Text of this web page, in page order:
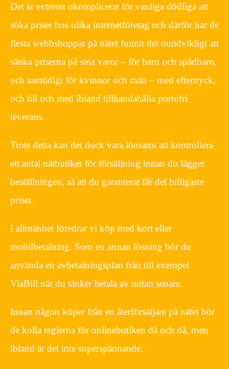
Det är extremt okomplicerat för vanliga dödliga att
söka priser hos olika internetföretag och därför har de
flesta webbshoppar på nätet funnit det oundvikligt att
sänka priserna på sina varor – för barn och spädbarn,
och samtidigt för kvinnor och män – med eftertryck,
och till och med ibland tillhandahålla portofri
leverans.
Trots detta kan det dock vara lönsamt att kontrollera
ett antal nätbutiker för försäljning innan du lägger
beställningen, så att du garanterat får det billigaste
priset.
I allmänhet föredrar vi köp med kort eller
mobilbetalning. Som en annan lösning bör du
använda en avbetalningsplan från till exempel
ViaBill när du tänker betala av notan senare.
Innan någon köper från en återförsäljare på nätet bör
de kolla reglerna för onlinebutiken då och då, men
ibland är det inte superspännande.